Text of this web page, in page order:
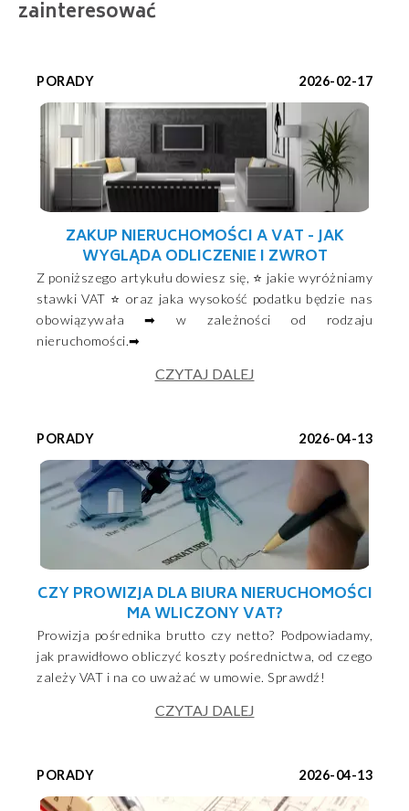
zainteresować
PORADY 2026-02-17
ZAKUP NIERUCHOMOŚCI A VAT - JAK
WYGLĄDA ODLICZENIE I ZWROT
Z poniższego artykułu dowiesz się, ⭐ jakie wyróżniamy
stawki VAT ⭐ oraz jaka wysokość podatku będzie nas
obowiązywała ➡ w zależności od rodzaju
nieruchomości.➡
CZYTAJ DALEJ
PORADY 2026-04-13
CZY PROWIZJA DLA BIURA NIERUCHOMOŚCI
MA WLICZONY VAT?
Prowizja pośrednika brutto czy netto? Podpowiadamy,
jak prawidłowo obliczyć koszty pośrednictwa, od czego
zależy VAT i na co uważać w umowie. Sprawdź!
CZYTAJ DALEJ
PORADY 2026-04-13